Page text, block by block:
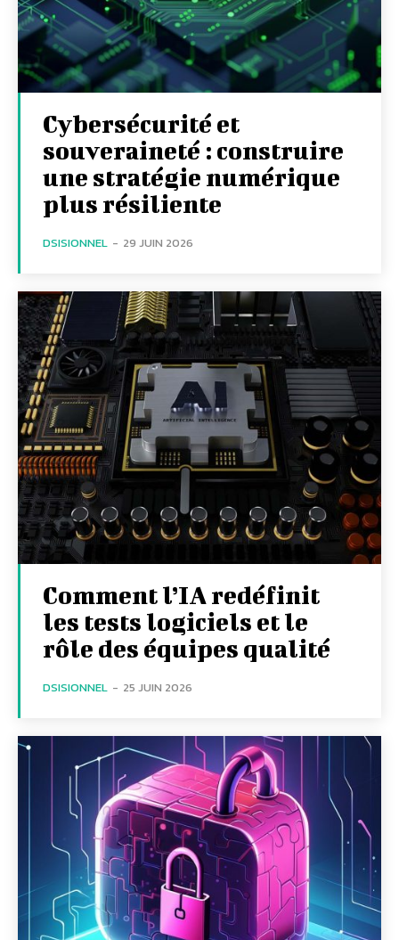
Cybersécurité et
souveraineté : construire
une stratégie numérique
plus résiliente
DSISIONNEL - 29 JUIN 2026
Comment l’IA redéfinit
les tests logiciels et le
rôle des équipes qualité
DSISIONNEL - 25 JUIN 2026